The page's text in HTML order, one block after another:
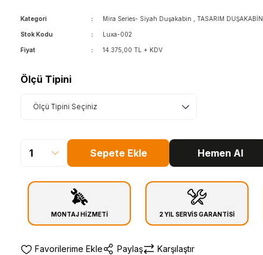
Kategori Mira Series- Siyah Duşakabin TASARIM DUŞAKABİN
Stok Kodu Luxa-002
Fiyat 14.375,00 TL + KDV
Ölçü Tipini
Sepete Ekle Hemen Al
MONTAJ HİZMETİ 2 YIL SERVİS GARANTİSİ
Paylaş Karşılaştır